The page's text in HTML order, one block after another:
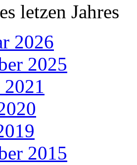
letzen Jahres
2026
2025
2015